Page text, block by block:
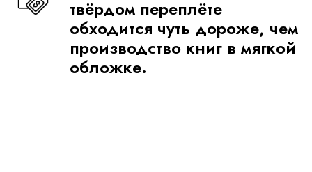
твёрдом переплёте
обходится чуть дороже, чем
производство книг в мягкой
обложке.